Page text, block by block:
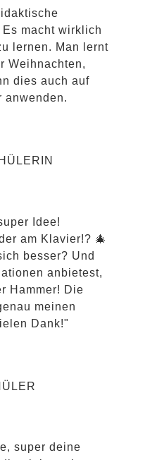
macht wirklich
lernen. Man lernt
Weihnachten,
dies auch auf
anwenden.
Idee!
am Klavier!? 🎄
besser? Und
anbietest,
Hammer! Die
meinen
Dank!"
super deine